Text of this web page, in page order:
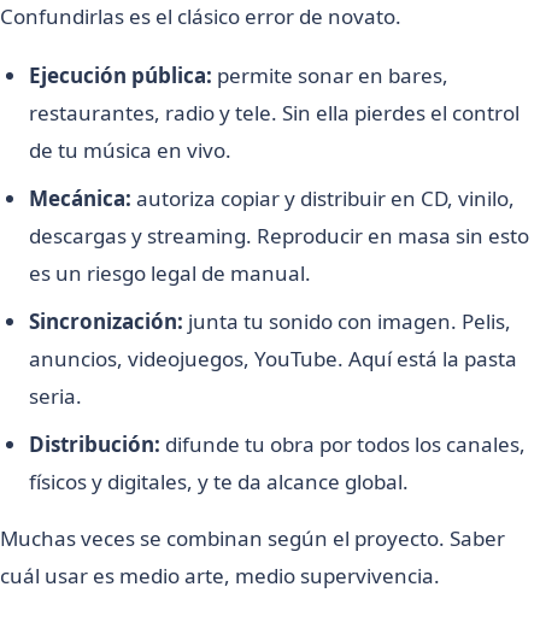
Confundirlas es el clásico error de novato.
Ejecución pública: permite sonar en bares,
restaurantes, radio y tele. Sin ella pierdes el control
de tu música en vivo.
Mecánica: autoriza copiar y distribuir en CD, vinilo,
descargas y streaming. Reproducir en masa sin esto
es un riesgo legal de manual.
Sincronización: junta tu sonido con imagen. Pelis,
anuncios, videojuegos, YouTube. Aquí está la pasta
seria.
Distribución: difunde tu obra por todos los canales,
físicos y digitales, y te da alcance global.
Muchas veces se combinan según el proyecto. Saber
cuál usar es medio arte, medio supervivencia.